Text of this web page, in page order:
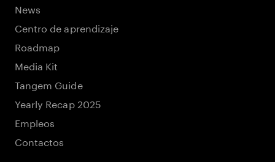
News
Centro de aprendizaje
Roadmap
Media Kit
Tangem Guide
Yearly Recap 2025
Empleos
Contactos